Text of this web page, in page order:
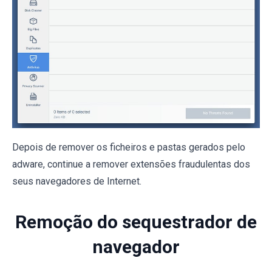
Depois de remover os ficheiros e pastas gerados pelo
adware, continue a remover extensões fraudulentas dos
seus navegadores de Internet.
Remoção do sequestrador de
navegador